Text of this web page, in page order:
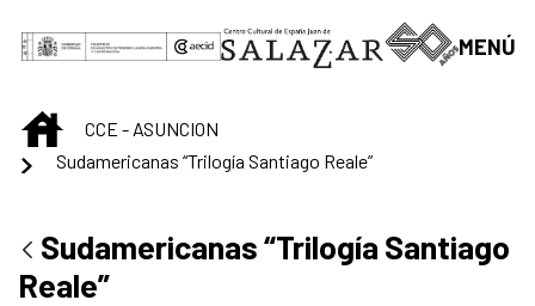
Saut au contenu principal
MENÚ
INICIOCCE - ASUNCION
Sudamericanas “Trilogía Santiago Reale”
Sudamericanas “Trilogía Santiago
Reale”